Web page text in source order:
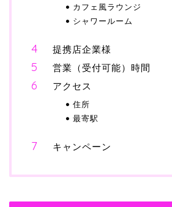
カフェ風ラウンジ
シャワールーム
提携店企業様
営業（受付可能）時間
アクセス
住所
最寄駅
キャンペーン